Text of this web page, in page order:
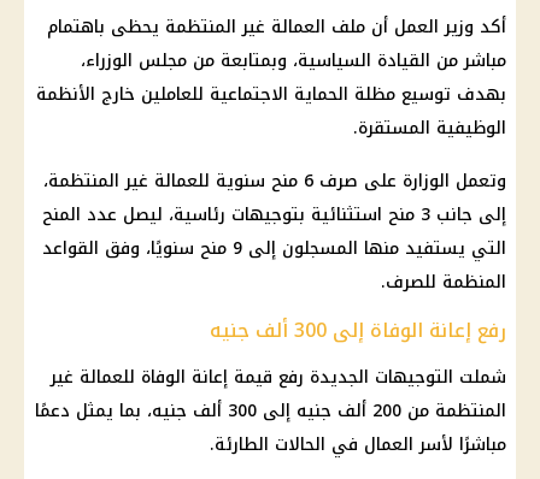
أكد وزير العمل أن ملف العمالة غير المنتظمة يحظى باهتمام
مباشر من القيادة السياسية، وبمتابعة من مجلس الوزراء،
بهدف توسيع مظلة الحماية الاجتماعية للعاملين خارج الأنظمة
الوظيفية المستقرة.
وتعمل الوزارة على صرف 6 منح سنوية للعمالة غير المنتظمة،
إلى جانب 3 منح استثنائية بتوجيهات رئاسية، ليصل عدد المنح
التي يستفيد منها المسجلون إلى 9 منح سنويًا، وفق القواعد
المنظمة للصرف.
رفع إعانة الوفاة إلى 300 ألف جنيه
شملت التوجيهات الجديدة رفع قيمة إعانة الوفاة للعمالة غير
المنتظمة من 200 ألف جنيه إلى 300 ألف جنيه، بما يمثل دعمًا
مباشرًا لأسر العمال في الحالات الطارئة.